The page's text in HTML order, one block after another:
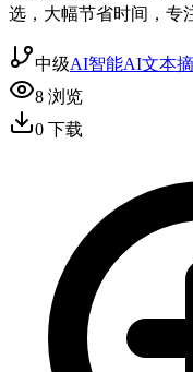
选，大幅节省时间，专
中级AI智能AI文本
8 浏览
0 下载